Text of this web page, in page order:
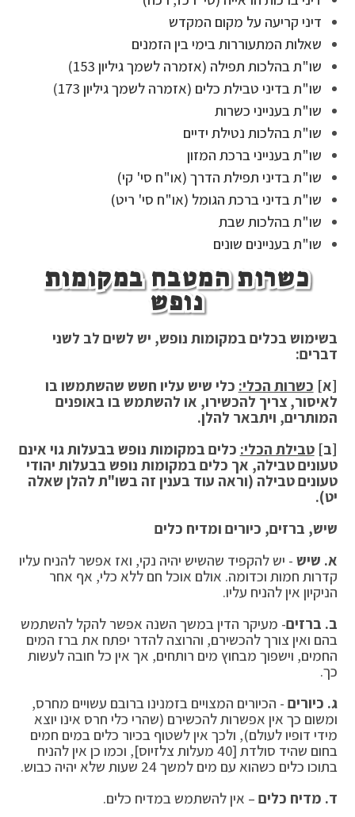
דיני קריעה על מקום המקדש
שאלות המתעוררות בימי בין הזמנים
שו"ת בהלכות תפילה (אזמרה לשמך גיליון 153
)
שו"ת בדיני טבילת כלים (אזמרה לשמך גיליון 173
)
שו"ת בענייני כשרות
שו"ת בהלכות נטילת ידיים
שו"ת בענייני ברכת המזון
שו"ת בדיני תפילת הדרך (או"ח סי' קי)
שו"ת בדיני ברכת הגומל (או"ח סי' ריט)
שו"ת בהלכות שבת
שו"ת בעניינים שונים
כשרות המטבח במקומות
נופש
בשימוש בכלים במקומות נופש, יש לשים לב לשני
דברים:
[א] כשרות הכלי: כלי שיש עליו חשש שהשתמשו בו
לאיסור, צריך להכשירו, או להשתמש בו באופנים
המותרים, ויתבאר להלן.
[ב]טבילת הכלי: כלים במקומות נופש בבעלות גוי אינם
טעונים טבילה, אך כלים במקומות נופש בבעלות יהודי
טעונים טבילה (וראה עוד בענין זה בשו"ת להלן שאלה
יט).
שיש, ברזים, כיורים ומדיח כלים
א. שיש - יש להקפיד שהשיש יהיה נקי, ואז אפשר להניח עליו
קדרות חמות וכדומה. אולם אוכל חם ללא כלי, אף אחר
הניקיון אין להניח עליו.
ב. ברזים- מעיקר הדין במשך השנה אפשר להקל להשתמש
בהם ואין צורך להכשירם, והרוצה להדר יפתח את ברז המים
החמים, וישפוך מבחוץ מים רותחים, אך אין כל חובה לעשות
כך.
ג. כיורים - הכיורים המצויים בזמנינו ברובם עשויים מחרס,
ומשום כך אין אפשרות להכשירם (שהרי כלי חרס אינו יוצא
מידי דופיו לעולם), ולכך אין לשטוף בכיור כלים במים חמים
בחום שהיד סולדת [40 מעלות צלזיוס], וכמו כן אין להניח
בתוכו כלים כשהוא עם מים למשך 24 שעות שלא יהיה כבוש.
ד. מדיח כלים – אין להשתמש במדיח כלים.